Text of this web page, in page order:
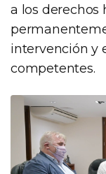
a los derechos
intervención y
competentes.